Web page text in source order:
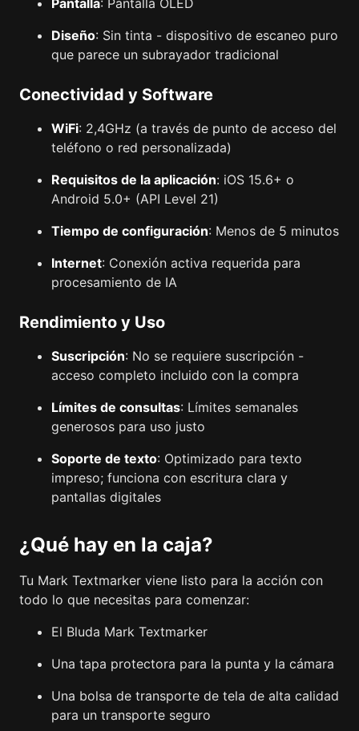
Pantalla: Pantalla OLED
Diseño: Sin tinta - dispositivo de escaneo puro
que parece un subrayador tradicional
Conectividad y Software
WiFi: 2,4GHz (a través de punto de acceso del
teléfono o red personalizada)
Requisitos de la aplicación: iOS 15.6+ o
Android 5.0+ (API Level 21)
Tiempo de configuración: Menos de 5 minutos
Internet: Conexión activa requerida para
procesamiento de IA
Rendimiento y Uso
Suscripción: No se requiere suscripción -
acceso completo incluido con la compra
Límites de consultas: Límites semanales
generosos para uso justo
Soporte de texto: Optimizado para texto
impreso; funciona con escritura clara y
pantallas digitales
¿Qué hay en la caja?
Tu Mark Textmarker viene listo para la acción con
todo lo que necesitas para comenzar:
El Bluda Mark Textmarker
Una tapa protectora para la punta y la cámara
Una bolsa de transporte de tela de alta calidad
para un transporte seguro